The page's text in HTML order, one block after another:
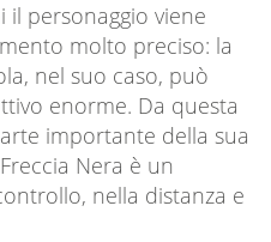
il personaggio viene
molto preciso: la
nel suo caso, può
enorme. Da questa
importante della sua
Nera è un
nella distanza e